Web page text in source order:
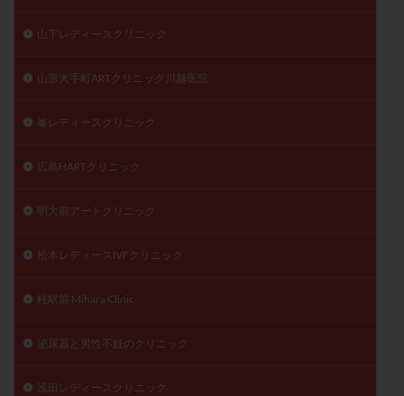
山下レディースクリニック
山形大手町ARTクリニック川越医院
峯レディースクリニック
広島HARTクリニック
明大前アートクリニック
松本レディースIVFクリニック
桂駅前 Mihara Clinic
泌尿器と男性不妊のクリニック
浅田レディースクリニック